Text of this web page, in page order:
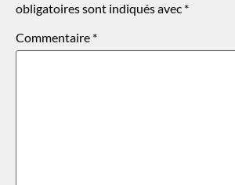
obligatoires sont indiqués avec *
Commentaire *